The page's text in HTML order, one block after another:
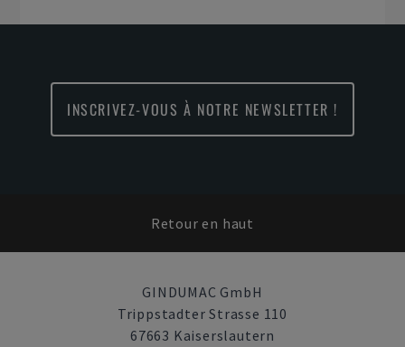
INSCRIVEZ-VOUS À NOTRE NEWSLETTER !
Retour en haut
GINDUMAC GmbH
Trippstadter Strasse 110
67663 Kaiserslautern